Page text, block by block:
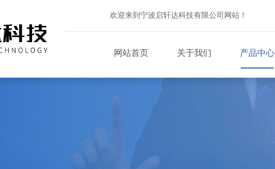
欢迎来到宁波启轩达科技有限公司网站！
网站首页 关于我们 产品中心